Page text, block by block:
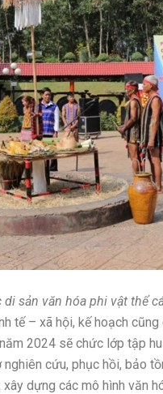
sản văn hóa phi vật thể
tế – xã hội, kế hoạch
2024 sẽ chức lớp tập
cứu, phục hồi, bảo
dựng các mô hình văn